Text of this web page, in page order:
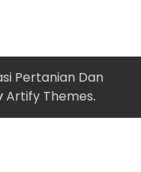
Pertanian Dan
Artify Themes.